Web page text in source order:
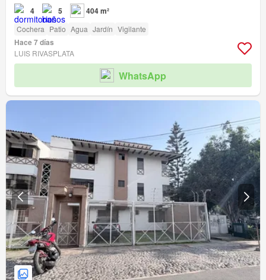
4 5 404 m²
Cochera Patio Agua Jardín Vigilante
Hace 7 días
LUIS RIVASPLATA
WhatsApp